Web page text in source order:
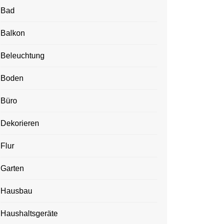
Bad
Balkon
Beleuchtung
Boden
Büro
Dekorieren
Flur
Garten
Hausbau
Haushaltsgeräte